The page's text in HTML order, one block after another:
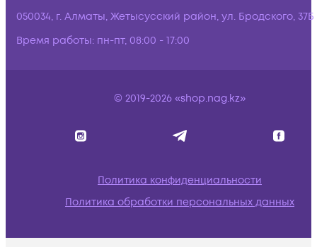
050034, г. Алматы, Жетысусский район, ул. Бродского, 37Б
Время работы: пн-пт, 08:00 - 17:00
© 2019-2026 «shop.nag.kz»
Политика конфиденциальности
Политика обработки персональных данных